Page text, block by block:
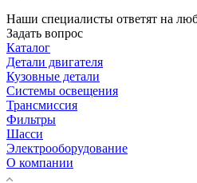
Наши специалисты ответят на
Задать вопрос
Каталог
Детали двигателя
Кузовные детали
Системы освещения
Трансмиссия
Фильтры
Шасси
Электрооборудование
О компании